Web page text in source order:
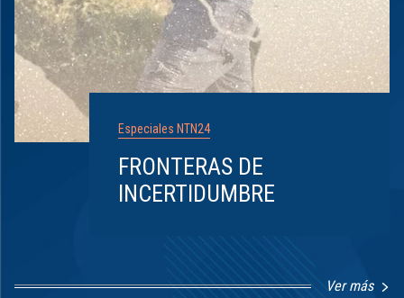
Especiales NTN24
FRONTERAS DE
INCERTIDUMBRE
Ver más